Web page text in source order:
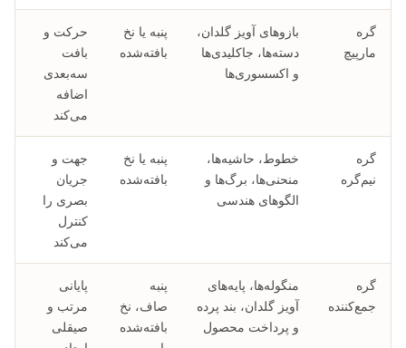
گره
مارپیچ
بازوهای آویز گلدان،
دسته‌ها، جاکلیدی‌ها
و اکسسوری‌ها
پنبه یا نخ
بافته‌شده
حرکت و
بافت
سه‌بعدی
اضافه
می‌کند
گره
نیم‌گره
خطوط، حاشیه‌ها،
منحنی‌ها، برگ‌ها و
الگوهای هندسی
پنبه یا نخ
بافته‌شده
جهت و
جریان
بصری را
کنترل
می‌کند
گره
جمع‌کننده
منگوله‌ها، پایه‌های
آویز گلدان، بند پرده
و پرداخت محصول
پنبه
صاف، نخ
بافته‌شده
پایانی
مرتب و
صیقلی